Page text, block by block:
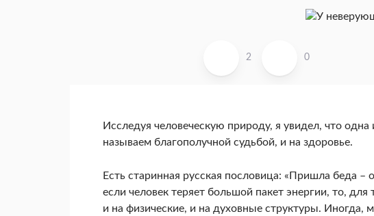
2 0
Исследуя человеческую природу, я увидел, что
называем благополучной судьбой, и на здоровье.
Есть старинная русская пословица: «Пришла беда –
если человек теряет большой пакет энергии, то,
и на физические, и на духовные структуры. Иногда,